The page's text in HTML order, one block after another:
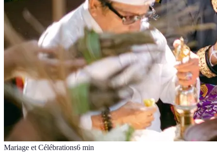
Mariage et Célébrations6 min